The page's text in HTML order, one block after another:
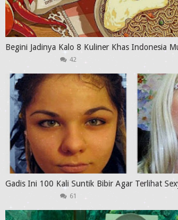
Begini Jadinya Kalo 8 Kuliner Khas Indonesia
42
Gadis Ini 100 Kali Suntik Bibir Agar Terlihat
61